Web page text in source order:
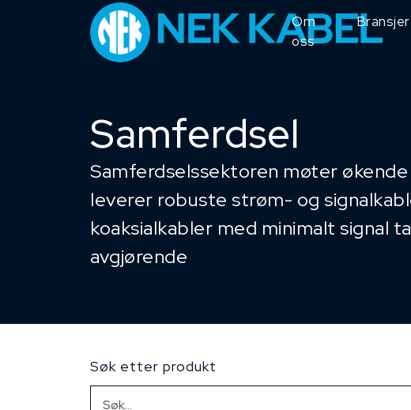
Om
oss
Bransjer
Samferdsel
Samferdselssektoren møter
leverer robuste strøm- og
koaksialkabler med minimalt signal
avgjørende
Søk etter produkt